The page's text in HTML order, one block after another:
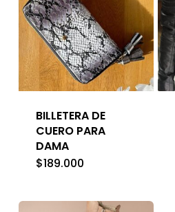
BILLETERA DE
CUERO PARA
DAMA
$189.000